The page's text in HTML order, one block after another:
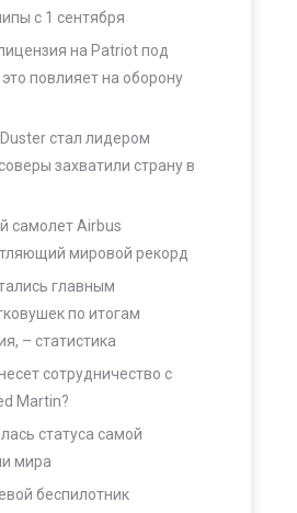
с 1 сентября
на Patriot под
повлияет на оборону
стал лидером
захватили страну в
самолет Airbus
мировой рекорд
главным
по итогам
– статистика
сотрудничество с
Martin?
статуса самой
мира
беспилотник